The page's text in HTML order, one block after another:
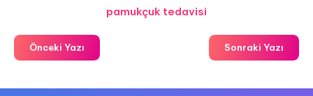
pamukçuk tedavisi
Önceki Yazı Sonraki Yazı